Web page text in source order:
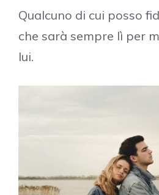
Qualcuno di cui posso
che sarà sempre lì per
lui.